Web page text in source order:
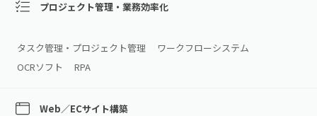
プロジェクト管理・業務効率化
タスク管理・プロジェクト管理
ワークフローシステム
OCRソフト
RPA
Web／ECサイト構築